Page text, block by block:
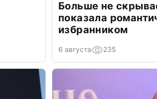
Больше не
показала
избранником
6 августа 235